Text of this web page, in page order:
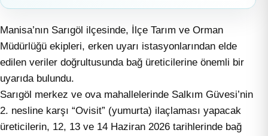
Manisa’nın Sarıgöl ilçesinde, İlçe Tarım ve Orman
Müdürlüğü ekipleri, erken uyarı istasyonlarından elde
edilen veriler doğrultusunda bağ üreticilerine önemli bir
uyarıda bulundu.
Sarıgöl merkez ve ova mahallelerinde Salkım Güvesi’nin
2. nesline karşı “Ovisit” (yumurta) ilaçlaması yapacak
üreticilerin, 12, 13 ve 14 Haziran 2026 tarihlerinde bağ